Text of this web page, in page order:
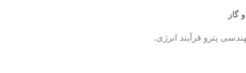
گاز
پترو فرآیند انرژی.